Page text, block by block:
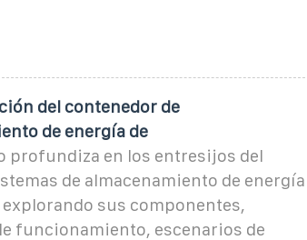
del contenedor de
de energía de
profundiza en los entresijos del
de almacenamiento de energía
sus componentes,
funcionamiento, escenarios de